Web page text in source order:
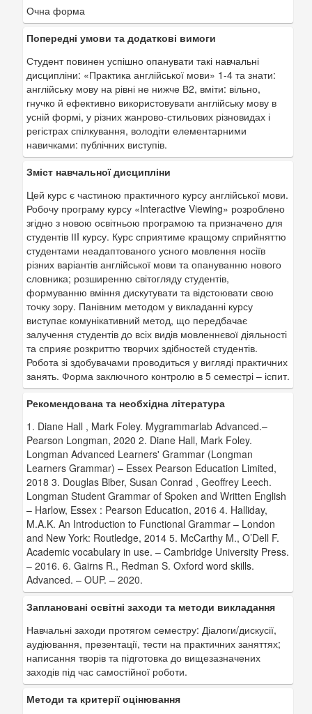
Очна форма
Попередні умови та додаткові вимоги
Студент повинен успішно опанувати такі навчальні
дисципліни: «Практика англійської мови» 1-4 та знати:
англійську мову на рівні не нижче В2, вміти: вільно,
гнучко й ефективно використовувати англійську мову в
усній формі, у різних жанрово-стильових різновидах і
регістрах спілкування, володіти елементарними
навичками: публічних виступів.
Зміст навчальної дисципліни
Цей курс є частиною практичного курсу англійської мови.
Робочу програму курсу «Interactive Viewing» розроблено
згідно з новою освітньою програмою та призначено для
студентів ІІI курсу. Курс сприятиме кращому сприйняттю
студентами неадаптованого усного мовлення носіїв
різних варіантів англійської мови та опануванню нового
словника; розширенню світогляду студентів,
формуванню вміння дискутувати та відстоювати свою
точку зору. Панівним методом у викладанні курсу
виступає комунікативний метод, що передбачає
залучення студентів до всіх видів мовленнєвої діяльності
та сприяє розкриттю творчих здібностей студентів.
Робота зі здобувачами проводиться у вигляді практичних
занять. Форма заключного контролю в 5 семестрі – іспит.
Рекомендована та необхідна література
1. Diane Hall , Mark Foley. Mygrammarlab Advanced.–
Pearson Longman, 2020 2. Diane Hall, Mark Foley.
Longman Advanced Learners' Grammar (Longman
Learners Grammar) – Essex Pearson Education Limited,
2018 3. Douglas Biber, Susan Conrad , Geoffrey Leech.
Longman Student Grammar of Spoken and Written English
– Harlow, Essex : Pearson Education, 2016 4. Halliday,
M.A.K. An Introduction to Functional Grammar – London
and New York: Routledge, 2014 5. McCarthy M., O’Dell F.
Academic vocabulary in use. – Cambridge University Press.
– 2016. 6. Gairns R., Redman S. Oxford word skills.
Advanced. – OUP. – 2020.
Заплановані освітні заходи та методи викладання
Навчальні заходи протягом семестру: Діалоги/дискусії,
аудіювання, презентації, тести на практичних заняттях;
написання творів та підготовка до вищезазначених
заходів під час самостійної роботи.
Методи та критерії оцінювання